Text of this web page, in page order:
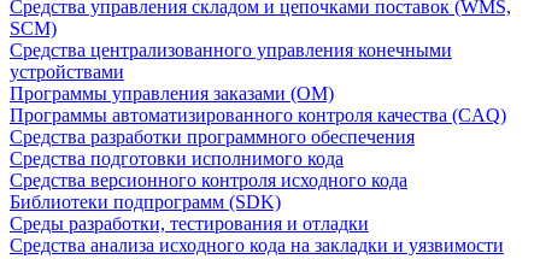
Средства управления складом и цепочками поставок (WMS,
SCM)
Средства централизованного управления конечными
устройствами
Программы управления заказами (OM)
Программы автоматизированного контроля качества (CAQ)
Средства разработки программного обеспечения
Средства подготовки исполнимого кода
Средства версионного контроля исходного кода
Библиотеки подпрограмм (SDK)
Среды разработки, тестирования и отладки
Средства анализа исходного кода на закладки и уязвимости